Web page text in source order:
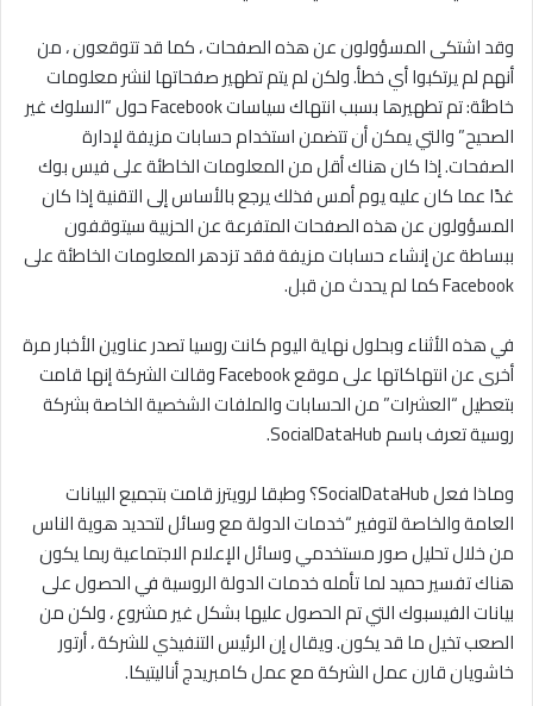
وقد اشتكى المسؤولون عن هذه الصفحات ، كما قد تتوقعون ، من
أنهم لم يرتكبوا أي خطأ. ولكن لم يتم تطهير صفحاتها لنشر معلومات
خاطئة: تم تطهيرها بسبب انتهاك سياسات Facebook حول “السلوك غير
الصحيح” والتي يمكن أن تتضمن استخدام حسابات مزيفة لإدارة
الصفحات. إذا كان هناك أقل من المعلومات الخاطئة على فيس بوك
غدًا عما كان عليه يوم أمس فذلك يرجع بالأساس إلى التقنية إذا كان
المسؤولون عن هذه الصفحات المتفرعة عن الحزبية سيتوقفون
ببساطة عن إنشاء حسابات مزيفة فقد تزدهر المعلومات الخاطئة على
Facebook كما لم يحدث من قبل.
في هذه الأثناء وبحلول نهاية اليوم كانت روسيا تصدر عناوين الأخبار مرة
أخرى عن انتهاكاتها على موقع Facebook وقالت الشركة إنها قامت
بتعطيل “العشرات” من الحسابات والملفات الشخصية الخاصة بشركة
روسية تعرف باسم SocialDataHub.
وماذا فعل SocialDataHub؟ وطبقا لرويترز قامت بتجميع البيانات
العامة والخاصة لتوفير “خدمات الدولة مع وسائل لتحديد هوية الناس
من خلال تحليل صور مستخدمي وسائل الإعلام الاجتماعية ربما يكون
هناك تفسير حميد لما تأمله خدمات الدولة الروسية في الحصول على
بيانات الفيسبوك التي تم الحصول عليها بشكل غير مشروع ، ولكن من
الصعب تخيل ما قد يكون. ويقال إن الرئيس التنفيذي للشركة ، أرتور
خاشويان قارن عمل الشركة مع عمل كامبريدج أناليتيكا.